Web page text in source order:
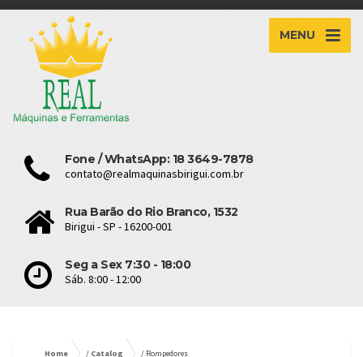
MENU
Fone / WhatsApp: 18 3649-7878
contato@realmaquinasbirigui.com.br
Rua Barão do Rio Branco, 1532
Birigui - SP - 16200-001
Seg a Sex 7:30 - 18:00
Sáb. 8:00 - 12:00
Home / Catalog / Rompedores